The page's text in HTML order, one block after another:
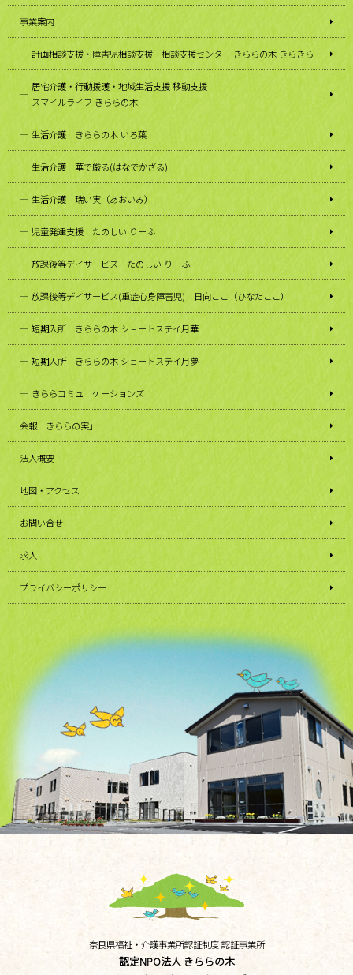
事業案内
計画相談支援・障害児相談支援 相談支援センター きららの木 きらきら
居宅介護・行動援護・地域生活支援 移動支援
スマイルライフ きららの木
生活介護 きららの木 いろ葉
生活介護 華で厳る(はなでかざる)
生活介護 瑞い実（あおいみ）
児童発達支援 たのしい りーふ
放課後等デイサービス たのしい りーふ
放課後等デイサービス(重症心身障害児) 日向ここ（ひなたここ）
短期入所 きららの木 ショートステイ月華
短期入所 きららの木 ショートステイ月夢
きららコミュニケーションズ
会報「きららの実」
法人概要
地図・アクセス
お問い合せ
求人
プライバシーポリシー
奈良県福祉・介護事業所認証制度 認証事業所
認定NPO法人 きららの木